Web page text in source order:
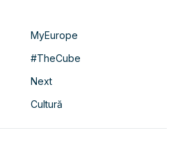
MyEurope
#TheCube
Next
Cultură